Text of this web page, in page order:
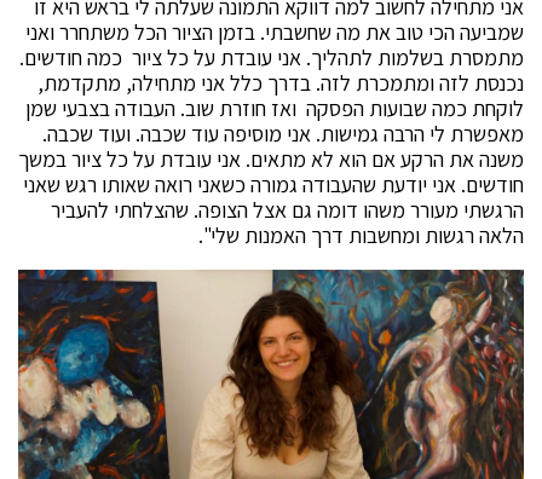
אני מתחילה לחשוב למה דווקא התמונה שעלתה לי בראש היא זו
שמביעה הכי טוב את מה שחשבתי. בזמן הציור הכל משתחרר ואני
מתמסרת בשלמות לתהליך. אני עובדת על כל ציור כמה חודשים.
נכנסת לזה ומתמכרת לזה. בדרך כלל אני מתחילה, מתקדמת,
לוקחת כמה שבועות הפסקה ואז חוזרת שוב. העבודה בצבעי שמן
מאפשרת לי הרבה גמישות. אני מוסיפה עוד שכבה. ועוד שכבה.
משנה את הרקע אם הוא לא מתאים. אני עובדת על כל ציור במשך
חודשים. אני יודעת שהעבודה גמורה כשאני רואה שאותו רגש שאני
הרגשתי מעורר משהו דומה גם אצל הצופה. שהצלחתי להעביר
הלאה רגשות ומחשבות דרך האמנות שלי".